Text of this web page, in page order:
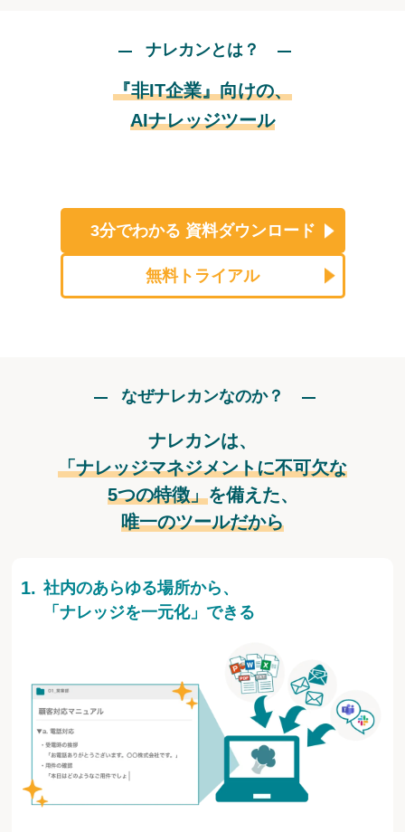
ナレカンとは？
『非IT企業』向けの、
AIナレッジツール
3分でわかる 資料ダウンロード
無料トライアル
なぜナレカンなのか？
ナレカンは、
「ナレッジマネジメントに不可欠な
5つの特徴」を備えた、
唯一のツールだから
社内のあらゆる場所から、
「ナレッジを一元化」できる